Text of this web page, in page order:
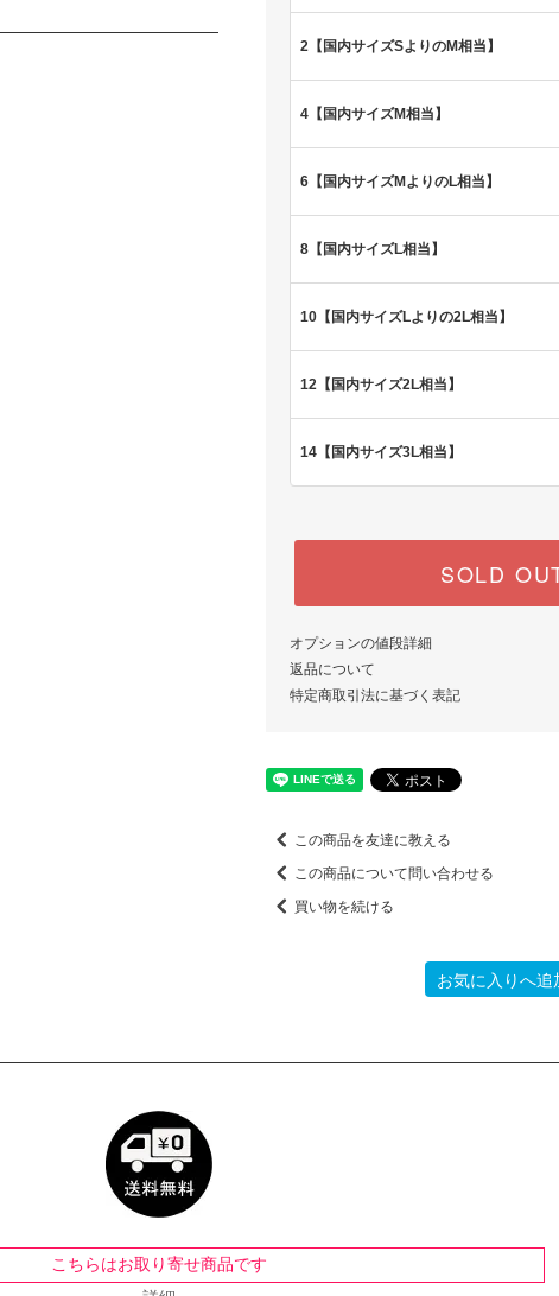
2【国内サイズSよりのM相当】
4【国内サイズM相当】
6【国内サイズMよりのL相当】
8【国内サイズL相当】
10【国内サイズLよりの2L相当】
12【国内サイズ2L相当】
14【国内サイズ3L相当】
SOLD
オプションの値段詳細
返品について
特定商取引法に基づく表記
この商品を友達に教える
この商品について問い合わせる
買い物を続ける
お気に入りへ追
こちらはお取り寄せ商品です